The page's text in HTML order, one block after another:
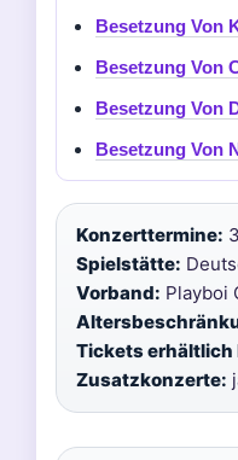
Besetzung Von
Besetzung Von
Besetzung Von
Besetzung Von
Konzerttermine:
Spielstätte:
Vorband: Playboi
Tickets erhältlich
Zusatzkonzerte: